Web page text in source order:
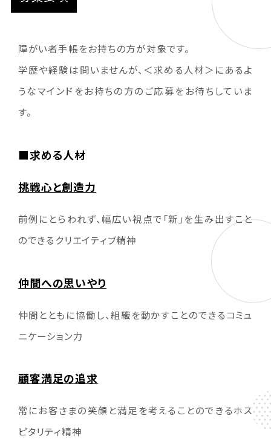
障がい者手帳をお持ちの方が対象です。
学歴や経験は問いませんが、＜求める人材＞にあるよ
うなマインドをお持ちの方のご応募をお待ちしていま
す。
■求める人材
挑戦心と創造力
前例にとらわれず、幅広い視点で「新」を生み出すこと
のできるクリエイティブ精神
仲間への思いやり
仲間とともに協働し、組織を動かすことのできるコミュ
ニケーション力
顧客満足の追求
常にお客さまの笑顔と満足を考えることのできるホス
ピタリティ精神